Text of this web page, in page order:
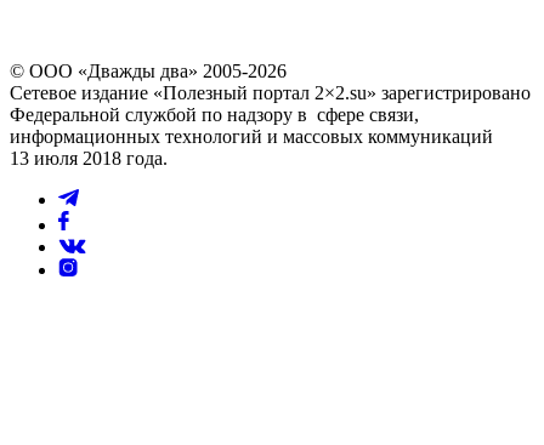
© ООО «Дважды два» 2005-2026
Сетевое издание «Полезный портал 2×2.su» зарегистрировано
Федеральной службой по надзору в сфере связи,
информационных технологий и массовых коммуникаций
13 июля 2018 года.